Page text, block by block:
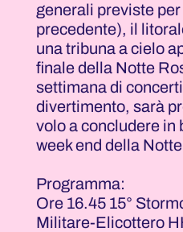
generali previste
precedente), il
una tribuna a cielo
finale della Notte
settimana di
divertimento, sarà
volo a concludere in
week end della
Programma:
Ore 16.45 15°
Militare-Elicottero